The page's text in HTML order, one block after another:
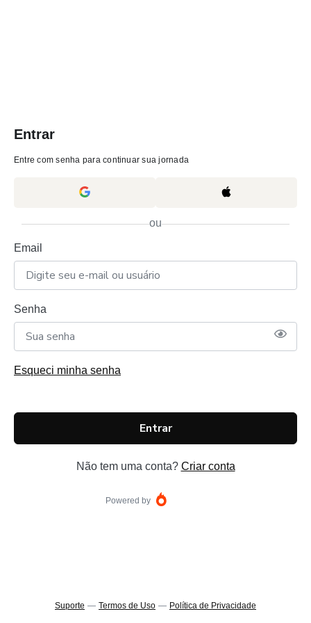
Entrar
Entre com senha para continuar sua jornada
ou
Email
Senha
Esqueci minha senha
Entrar
Não tem uma conta? Criar conta
Powered by
Suporte — Termos de Uso — Política de Privacidade